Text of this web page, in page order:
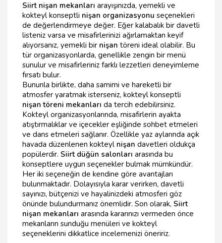
Siirt nişan mekanları arayışınızda, yemekli ve
kokteyl konseptli nişan organizasyonu seçenekleri
de değerlendirmeye değer. Eğer kalabalık bir davetli
listeniz varsa ve misafirlerinizi ağırlamaktan keyif
alıyorsanız, yemekli bir nişan töreni ideal olabilir. Bu
tür organizasyonlarda, genellikle zengin bir menü
sunulur ve misafirleriniz farklı lezzetleri deneyimleme
fırsatı bulur.
Bununla birlikte, daha samimi ve hareketli bir
atmosfer yaratmak isterseniz, kokteyl konseptli
nişan töreni mekanları da tercih edebilirsiniz.
Kokteyl organizasyonlarında, misafirlerin ayakta
atıştırmalıklar ve içecekler eşliğinde sohbet etmeleri
ve dans etmeleri sağlanır. Özellikle yaz aylarında açık
havada düzenlenen kokteyl nişan davetleri oldukça
popülerdir. Siirt düğün salonları arasında bu
konseptlere uygun seçenekler bulmak mümkündür.
Her iki seçeneğin de kendine göre avantajları
bulunmaktadır. Dolayısıyla karar verirken, davetli
sayınızı, bütçenizi ve hayalinizdeki atmosferi göz
önünde bulundurmanız önemlidir. Son olarak, Siirt
nişan mekanları arasında kararınızı vermeden önce
mekanların sunduğu menüleri ve kokteyl
seçeneklerini dikkatlice incelemenizi öneririz.